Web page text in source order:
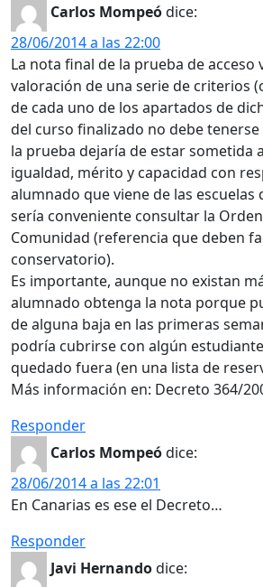
Carlos Mompeódice:
28/06/2014 a las 22:00
La nota final de la prueba de acceso
valoración de una serie de criterios
de cada uno de los apartados de
del curso finalizado no debe
la prueba dejaría de estar sometida
igualdad, mérito y capacidad con
alumnado que viene de las escuelas
sería conveniente consultar la
Comunidad (referencia que deben
conservatorio).
Es importante, aunque no existan
alumnado obtenga la nota porque
de alguna baja en las primeras
podría cubrirse con algún
quedado fuera (en una lista de
Más información en: Decreto 364/
Responder
Carlos Mompeódice:
28/06/2014 a las 22:01
En Canarias es ese el Decreto…
Responder
Javi Hernandodice: